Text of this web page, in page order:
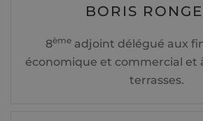
BORIS
8ème adjoint délégué aux
économique et commercial et
terrasses.